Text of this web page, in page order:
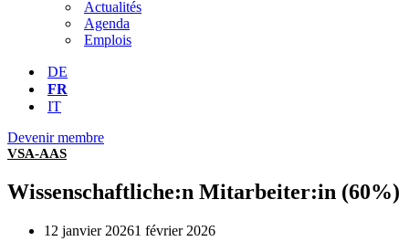
Actualités
Agenda
Emplois
DE
FR
IT
Devenir membre
VSA-AAS
Wissenschaftliche:n Mitarbeiter:in (60%)
12 janvier 20261 février 2026